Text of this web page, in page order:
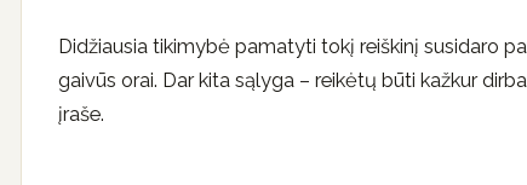
Didžiausia tikimybė pamatyti tokį reiškinį susidaro
gaivūs orai. Dar kita sąlyga – reikėtų būti kažkur
įraše.